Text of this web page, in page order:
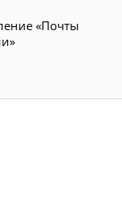
«Почты